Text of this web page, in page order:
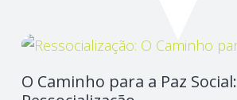
O Caminho para a Paz Social: